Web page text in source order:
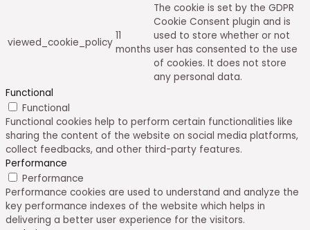
viewed_cookie_policy
11
months
The cookie is set by the GDPR
Cookie Consent plugin and is
used to store whether or not
user has consented to the use
of cookies. It does not store
any personal data.
Functional
Functional
Functional cookies help to perform certain functionalities like
sharing the content of the website on social media platforms,
collect feedbacks, and other third-party features.
Performance
Performance
Performance cookies are used to understand and analyze the
key performance indexes of the website which helps in
delivering a better user experience for the visitors.